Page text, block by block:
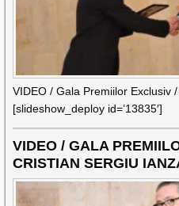
VIDEO / Gala Premiilor Exclusiv
[slideshow_deploy id=’13835′]
VIDEO / GALA
CRISTIAN SERGIU